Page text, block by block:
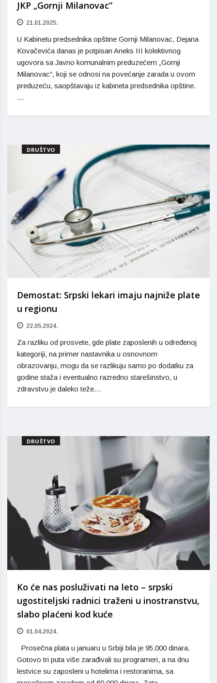
JKP „Gornji Milanovac”
21.01.2025.
U Kabinetu predsednika opštine Gornji Milanovac, Dejana
Kovačevića danas je potpisan Aneks III kolektivnog
ugovora sa Javno komunalnim preduzećem „Gornji
Milanovac“, koji se odnosi na povećanje zarada u ovom
preduzeću, saopštavaju iz kabineta predsednika opštine.
…
DRUŠTVO
Demostat: Srpski lekari imaju najniže plate
u regionu
22.05.2024.
Za razliku od prosvete, gde plate zaposlenih u određenoj
kategoriji, na primer nastavnika u osnovnom
obrazovanju, mogu da se razlikuju samo po dodatku za
godine staža i eventualno razredno starešinstvo, u
zdravstvu je daleko teže…
DRUŠTVO
Ko će nas posluživati na leto – srpski
ugostiteljski radnici traženi u inostranstvu,
slabo plaćeni kod kuće
01.04.2024.
Prosečna plata u januaru u Srbiji bila je 95.000 dinara.
Gotovo tri puta više zarađivali su programeri, a na dnu
lestvice su zaposleni u hotelima i restoranima, sa